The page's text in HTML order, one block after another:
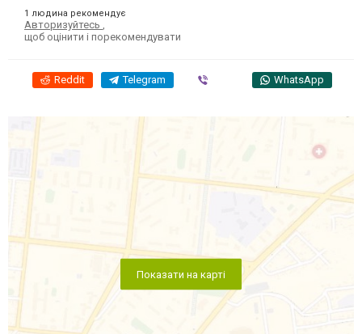
1 людина рекомендує
Авторизуйтесь
щоб оцінити і порекомендувати
Reddit Telegram WhatsApp
Показати на карті